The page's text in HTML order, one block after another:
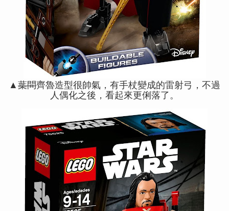
▲ 葉問齊魯造型很帥氣，有手杖變成的雷射弓，不過
人偶化之後，看起來更俐落了。